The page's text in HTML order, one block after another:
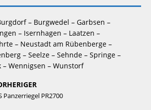
– Burgwedel – Garbsen –
– Isernhagen – Laatzen –
– Neustadt am Rübenberge –
– Seelze – Sehnde – Springe –
– Wennigsen – Wunstorf
Panzerriegel PR2700